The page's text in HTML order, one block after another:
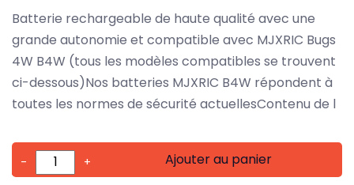
Batterie rechargeable de haute qualité avec une
grande autonomie et compatible avec MJXRIC Bugs
4W B4W (tous les modèles compatibles se trouvent
ci-dessous)Nos batteries MJXRIC B4W répondent à
toutes les normes de sécurité actuellesContenu de l
- + Ajouter au panier